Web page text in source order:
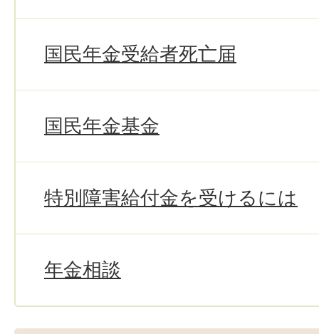
国民年金受給者死亡届
国民年金基金
特別障害給付金を受けるには
年金相談